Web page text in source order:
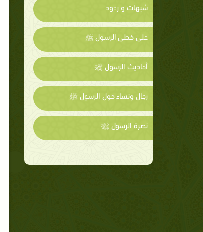
شبهات و ردود
على خطى الرسول ﷺ
أحاديث الرسول ﷺ
رجال ونساء حول الرسول ﷺ
نصرة الرسول ﷺ